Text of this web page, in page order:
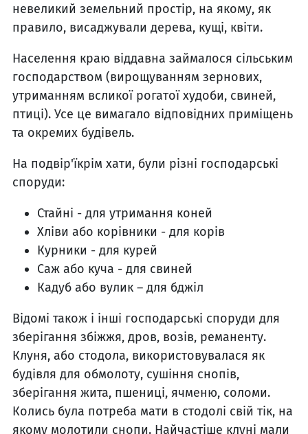
невеликий земельний простір, на якому, як
правило, висаджували дерева, кущі, квіти.
Населення краю віддавна займалося сільським
господарством (вирощуванням зернових,
утриманням всликої рогатої худоби, свиней,
птиці). Усе це вимагало відповідних приміщень
та окремих будівель.
На подвір'їкрім хати, були різні господарські
споруди:
Стайні - для утримання коней
Хліви або корівники - для корів
Курники - для курей
Саж або куча - для свиней
Кадуб або вулик – для бджіл
Відомі також і інші господарські споруди для
зберігання збіжжя, дров, возів, реманенту.
Клуня, або стодола, використовувалася як
будівля для обмолоту, сушіння снопів,
зберігання жита, пшениці, ячменю, соломи.
Колись була потреба мати в стодолі свій тік, на
якому молотили снопи. Найчастіше клуні мали